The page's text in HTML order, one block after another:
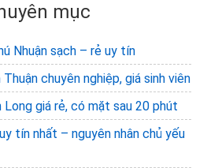
mục
Nhuận sạch – rẻ uy tín
chuyên nghiệp, giá sinh viên
Long giá rẻ, có mặt sau 20 phút
tín nhất – nguyên nhân chủ yếu